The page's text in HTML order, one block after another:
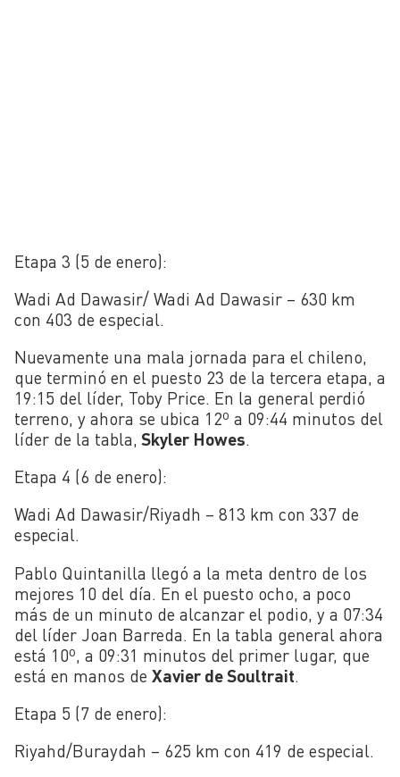
Etapa 3 (5 de enero):
Wadi Ad Dawasir/ Wadi Ad Dawasir – 630 km
con 403 de especial.
Nuevamente una mala jornada para el chileno,
que terminó en el puesto 23 de la tercera etapa, a
19:15 del líder, Toby Price. En la general perdió
terreno, y ahora se ubica 12º a 09:44 minutos del
líder de la tabla, Skyler Howes.
Etapa 4 (6 de enero):
Wadi Ad Dawasir/Riyadh – 813 km con 337 de
especial.
Pablo Quintanilla llegó a la meta dentro de los
mejores 10 del día. En el puesto ocho, a poco
más de un minuto de alcanzar el podio, y a 07:34
del líder Joan Barreda. En la tabla general ahora
está 10º, a 09:31 minutos del primer lugar, que
está en manos de Xavier de Soultrait
Etapa 5 (7 de enero):
Riyahd/Buraydah – 625 km con 419 de especial.